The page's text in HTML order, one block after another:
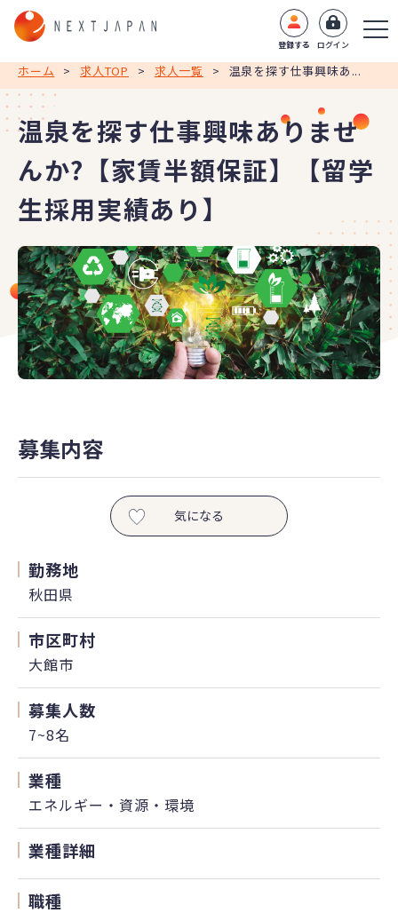
登録する ログイン
ホーム > 求人TOP > 求人一覧 > 温泉を探す仕事興味あ...
温泉を探す仕事興味ありませ
んか?【家賃半額保証】【留学
生採用実績あり】
募集内容
気になる
勤務地
秋田県
市区町村
大館市
募集人数
7~8名
業種
エネルギー・資源・環境
業種詳細
職種